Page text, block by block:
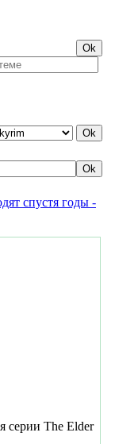
спустя годы -
серии The Elder